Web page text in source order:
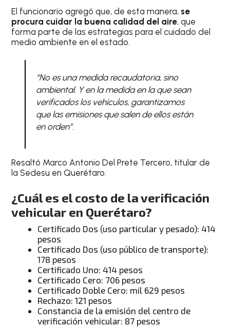
El funcionario agregó que, de esta manera, se
procura cuidar la buena calidad del aire, que
forma parte de las estrategias para el cuidado del
medio ambiente en el estado.
“No es una medida recaudatoria, sino
ambiental. Y en la medida en la que sean
verificados los vehículos, garantizamos
que las emisiones que salen de ellos están
en orden”.
Resaltó Marco Antonio Del Prete Tercero, titular de
la Sedesu en Querétaro.
¿Cuál es el costo de la verificación
vehicular en Querétaro?
Certificado Dos (uso particular y pesado): 414
pesos
Certificado Dos (uso público de transporte):
178 pesos
Certificado Uno: 414 pesos
Certificado Cero: 706 pesos
Certificado Doble Cero: mil 629 pesos
Rechazo: 121 pesos
Constancia de la emisión del centro de
verificación vehicular: 87 pesos